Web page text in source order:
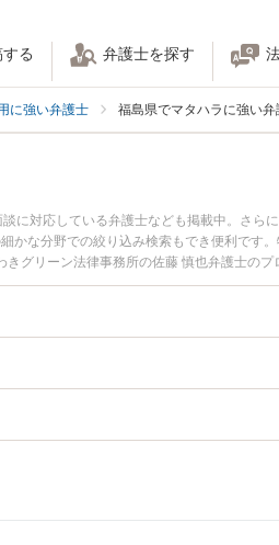
る 弁護士を探す
に強い弁護士 福島県でマタハラに強い弁
に対応している弁護士なども掲載中。さら
な分野での絞り込み検索もでき便利です
グリーン法律事務所の佐藤 慎也弁護士の
に相談したい』『マタハラのトラブル解決
りの相談者さんにおすすめです。